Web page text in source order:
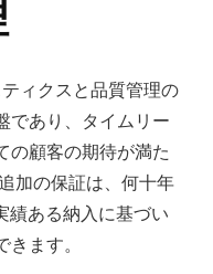
ィクスと品質管理の
であり、タイムリー
の顧客の期待が満た
加の保証は、何十年
績ある納入に基づい
ます。